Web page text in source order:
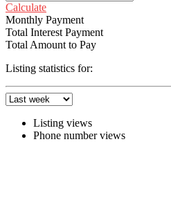
Calculate
Monthly Payment
Total Interest Payment
Total Amount to Pay
Listing statistics for:
Listing views
Phone number views